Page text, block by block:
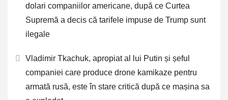
dolari companiilor americane, după ce Curtea
Supremă a decis că tarifele impuse de Trump sunt
ilegale
Vladimir Tkachuk, apropiat al lui Putin și șeful
companiei care produce drone kamikaze pentru
armată rusă, este în stare critică după ce mașina sa